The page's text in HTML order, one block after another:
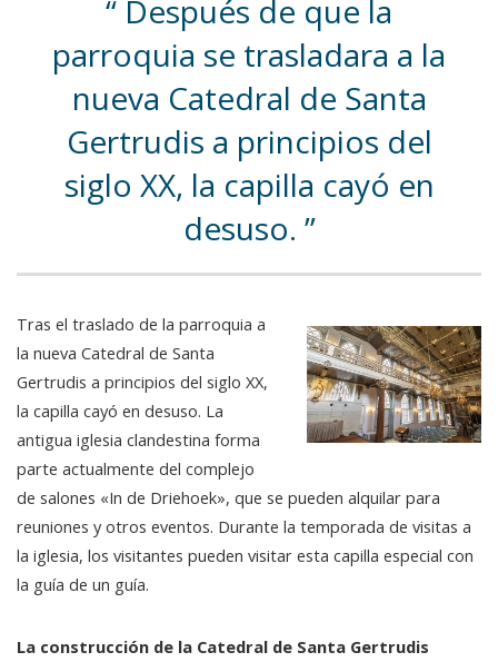
Después de que la
parroquia se trasladara a la
nueva Catedral de Santa
Gertrudis a principios del
siglo XX, la capilla cayó en
desuso.
Tras el traslado de la parroquia a
la nueva Catedral de Santa
Gertrudis a principios del siglo XX,
la capilla cayó en desuso. La
antigua iglesia clandestina forma
parte actualmente del complejo
de salones «In de Driehoek», que se pueden alquilar para
reuniones y otros eventos. Durante la temporada de visitas a
la iglesia, los visitantes pueden visitar esta capilla especial con
la guía de un guía.
La construcción de la Catedral de Santa Gertrudis